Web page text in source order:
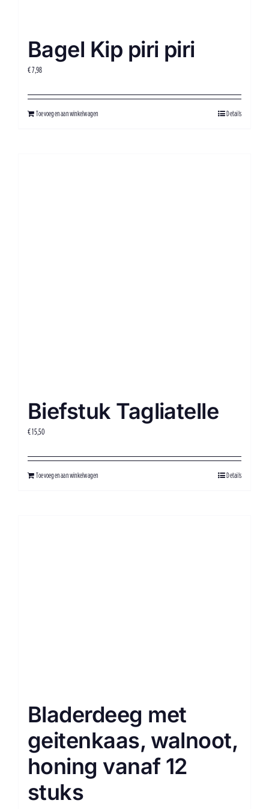
Bagel Kip piri piri
€7,98
Toevoegen aan winkelwagen Details
Biefstuk Tagliatelle
€15,50
Toevoegen aan winkelwagen Details
Bladerdeeg met
geitenkaas, walnoot,
honing vanaf 12
stuks